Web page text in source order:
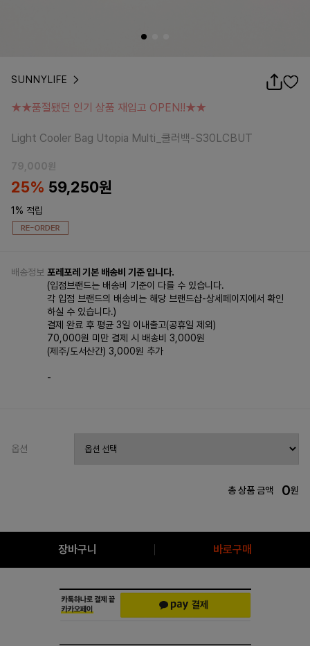
SUNNYLIFE
★★품절됐던 인기 상품 재입고 OPEN!!★★
Light Cooler Bag Utopia Multi_쿨러백-S30LCBUT
79,000원
25% 59,250원
1% 적립
배송정보 포레포레 기본 배송비 기준 입니다.
(입점브랜드는 배송비 기준이 다를 수 있습니다.
각 입점 브랜드의 배송비는 해당 브랜드샵-상세페이지에서 확인
하실 수 있습니다.)
결제 완료 후 평균 3일 이내출고(공휴일 제외)
70,000원 미만 결제 시 배송비 3,000원
(제주/도서산간) 3,000원 추가
-
옵션
총 상품 금액 0원
장바구니 바로구매